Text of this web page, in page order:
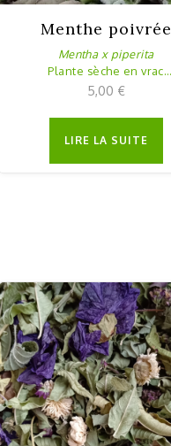
Menthe poivrée
Mentha x piperita
Plante sèche en vrac
25g
5,00 €
LIRE LA SUITE